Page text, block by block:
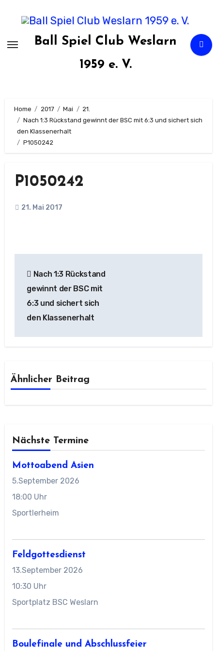
Ball Spiel Club Weslarn
1959 e. V.
Home 2017 Mai
21.
Nach 1:3 Rückstand gewinnt der BSC mit 6:3 und sichert sich
den Klassenerhalt
P1050242
P1050242
21. Mai 2017
Nach 1:3 Rückstand
gewinnt der BSC mit
6:3 und sichert sich
den Klassenerhalt
Ähnlicher Beitrag
Nächste Termine
Mottoabend Asien
5.September 2026
18:00 Uhr
Sportlerheim
Feldgottesdienst
13.September 2026
10:30 Uhr
Sportplatz BSC Weslarn
Boulefinale und Abschlussfeier